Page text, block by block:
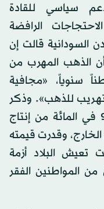
سياسي للقادة
الرافضة
السودانية قالت إن
الذهب المهرب من
إلى روسيا بلغ 223 طناً سنوياً، «مجافية
تهريب للذهب». وذكر
تقرير القناة الأميركية أن نحو 90 في المائة من إنتاج
وقدرت قيمته
وقت تعيش البلاد أزمة
من المواطنين الفقر